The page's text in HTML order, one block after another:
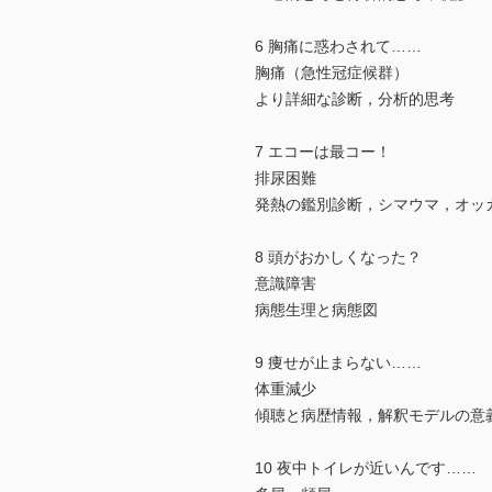
6 胸痛に惑わされて……
胸痛（急性冠症候群）
より詳細な診断，分析的思考
7 エコーは最コー！
排尿困難
発熱の鑑別診断，シマウマ，オッ
8 頭がおかしくなった？
意識障害
病態生理と病態図
9 痩せが止まらない……
体重減少
傾聴と病歴情報，解釈モデルの意
10 夜中トイレが近いんです……